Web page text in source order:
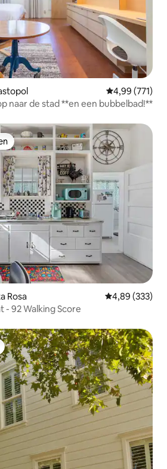
Gemiddelde
4,99 (771)
naar de stad **en een bubbelbad!**
Rosa Gemiddelde
4,89 (333)
- 92 Walking Score